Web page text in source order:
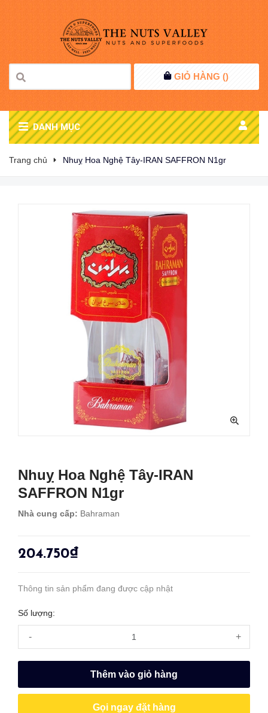
GIỎ HÀNG ()
DANH MỤC
Trang chủ Nhuỵ Hoa Nghệ Tây-IRAN SAFFRON N1gr
Nhuỵ Hoa Nghệ Tây-IRAN
SAFFRON N1gr
Nhà cung cấp: Bahraman
204.750₫
Thông tin sản phẩm đang được cập nhật
Số lượng:
- +
Thêm vào giỏ hàng
Gọi ngay đặt hàng